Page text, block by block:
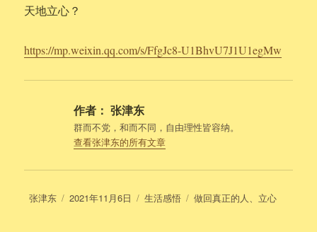
天地立心？
https://mp.weixin.qq.com/s/FfgJc8-U1BhvU7J1U1egMw
作者： 张津东
群而不党，和而不同，自由理性皆容纳。
查看张津东的所有文章
作
张津东
发
2021年11月6日
分
生活感悟
标
做回真正的人、 立心